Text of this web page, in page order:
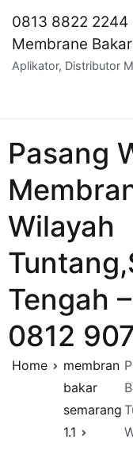
content
0813 8822 2244
Membrane Bakar
Aplikator, Distributor
Pasang
Wilayah
Tengah
0812
Home
membran
bakar
semarang
1.1